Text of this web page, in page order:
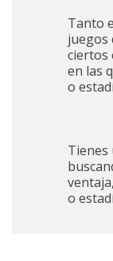
Tanto
juegos
ciertos
en las
o
Tienes
o